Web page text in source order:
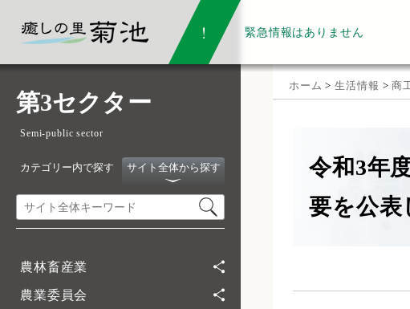
緊急情報はありません
第3セクター
Semi-public sector
カテゴリー内で探す サイト全体から探す
農林畜産業
農業委員会
ホーム >生活情報 >商
令和3年
要を公表